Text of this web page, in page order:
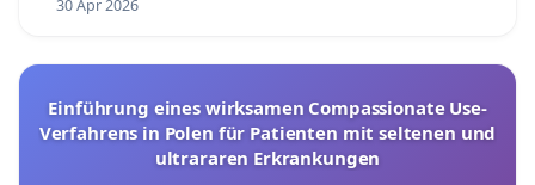
30 Apr 2026
Einführung eines wirksamen Compassionate Use-
Verfahrens in Polen für Patienten mit seltenen und
ultrararen Erkrankungen